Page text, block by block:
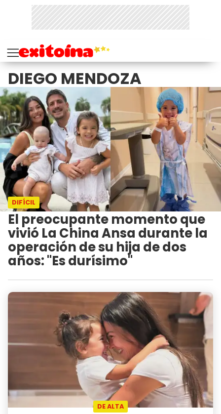
DIEGO MENDOZA
DIFÍCIL
El preocupante momento que
vivió La China Ansa durante la
operación de su hija de dos
años: "Es durísimo"
DE ALTA